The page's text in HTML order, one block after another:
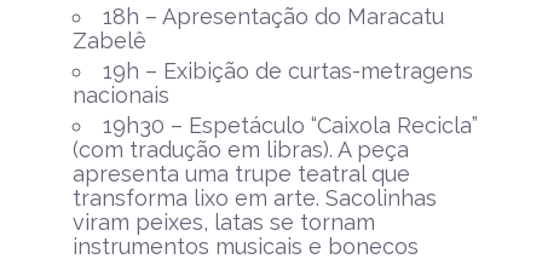
18h – Apresentação do Maracatu
Zabelê
19h – Exibição de curtas-metragens
nacionais
19h30 – Espetáculo “Caixola Recicla”
(com tradução em libras). A peça
apresenta uma trupe teatral que
transforma lixo em arte. Sacolinhas
viram peixes, latas se tornam
instrumentos musicais e bonecos